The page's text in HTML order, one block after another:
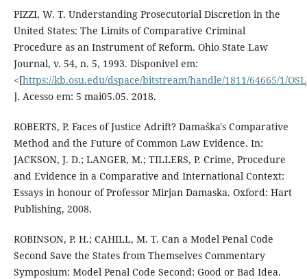
PIZZI, W. T. Understanding Prosecutorial Discretion in the
United States: The Limits of Comparative Criminal
Procedure as an Instrument of Reform. Ohio State Law
Journal, v. 54, n. 5, 1993. Disponivel em:
<[https://kb.osu.edu/dspace/bitstream/handle/1811/64665/1/
]. Acesso em: 5 mai05.05. 2018.
ROBERTS, P. Faces of Justice Adrift? Damaška's Comparative
Method and the Future of Common Law Evidence. In:
JACKSON, J. D.; LANGER, M.; TILLERS, P. Crime, Procedure
and Evidence in a Comparative and International Context:
Essays in honour of Professor Mirjan Damaska. Oxford: Hart
Publishing, 2008.
ROBINSON, P. H.; CAHILL, M. T. Can a Model Penal Code
Second Save the States from Themselves Commentary
Symposium: Model Penal Code Second: Good or Bad Idea.